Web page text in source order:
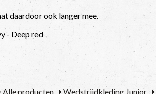
daardoor ook langer mee.
- Deep red
Alle producten Wedstrijdkleding Junior